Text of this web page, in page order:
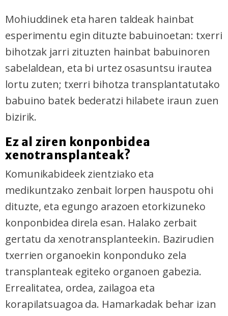
Mohiuddinek eta haren taldeak hainbat
esperimentu egin dituzte babuinoetan: txerri
bihotzak jarri zituzten hainbat babuinoren
sabelaldean, eta bi urtez osasuntsu irautea
lortu zuten; txerri bihotza transplantatutako
babuino batek bederatzi hilabete iraun zuen
bizirik.
Ez al ziren konponbidea
xenotransplanteak?
Komunikabideek zientziako eta
medikuntzako zenbait lorpen hauspotu ohi
dituzte, eta egungo arazoen etorkizuneko
konponbidea direla esan. Halako zerbait
gertatu da xenotransplanteekin. Bazirudien
txerrien organoekin konponduko zela
transplanteak egiteko organoen gabezia.
Errealitatea, ordea, zailagoa eta
korapilatsuagoa da. Hamarkadak behar izan